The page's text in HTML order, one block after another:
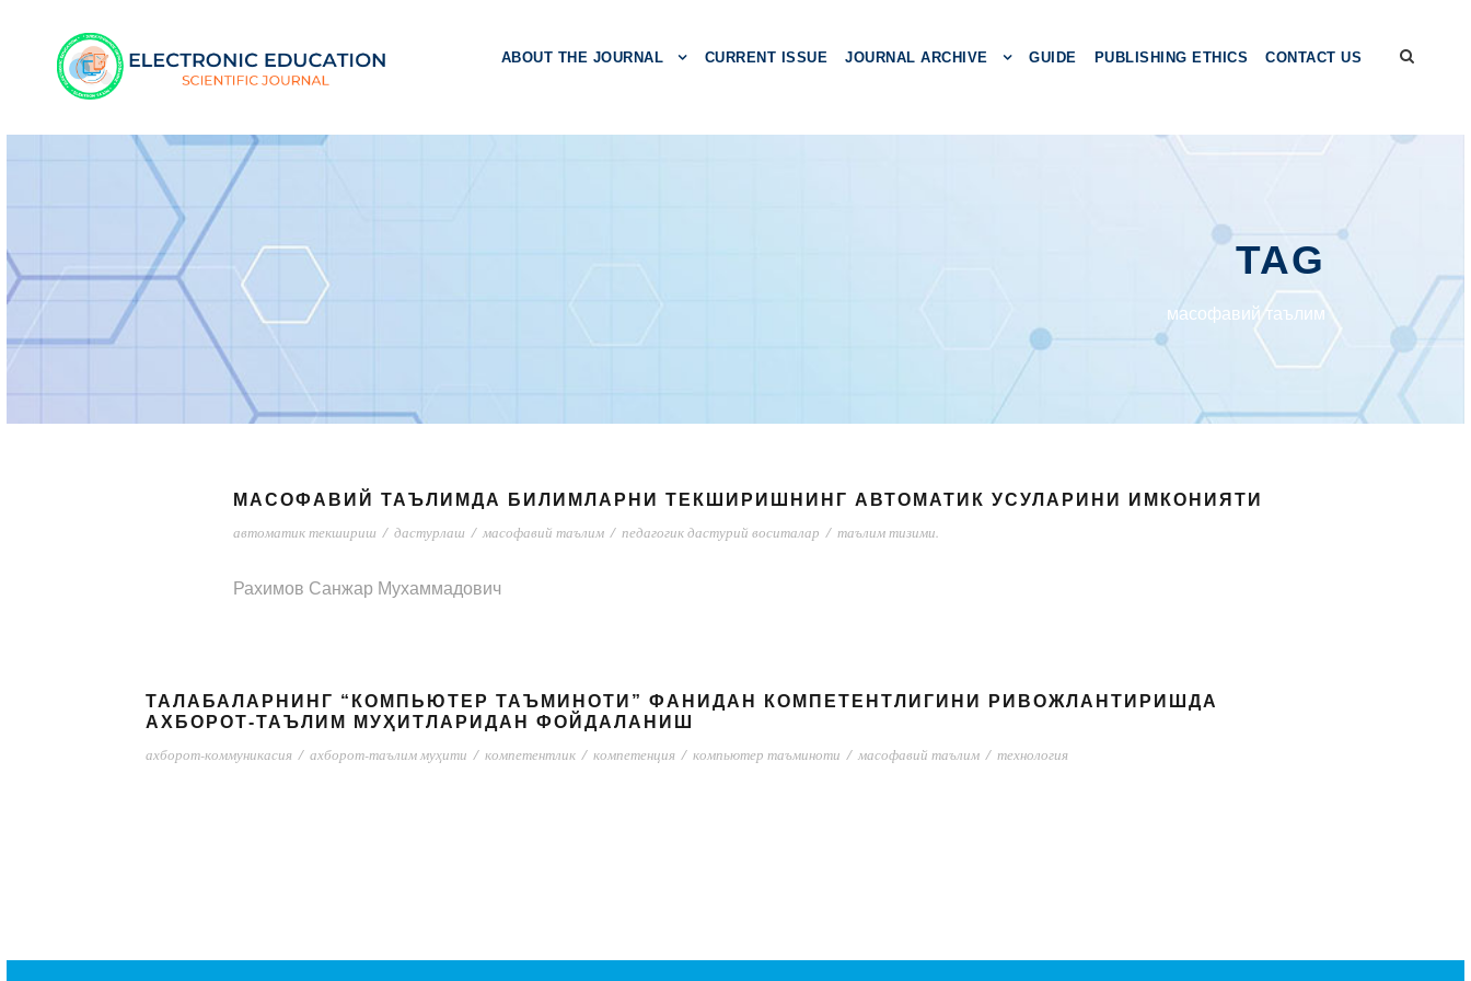
ABOUT THE JOURNAL CURRENT ISSUE JOURNAL ARCHIVE GUIDE PUBLISHING ETHICS CONTACT US
TAG
масофавий таълим
МАСОФАВИЙ ТАЪЛИМДА БИЛИМЛАРНИ ТЕКШИРИШНИНГ АВТОМАТИК УСУЛАРИНИ ИМКОНИЯТИ
автоматик текшириш / дастурлаш / масофавий таълим / педагогик дастурий воситалар / таълим тизими.
Рахимов Санжар Мухаммадович
ТАЛАБАЛАРНИНГ “КОМПЬЮТЕР ТАЪМИНОТИ” ФАНИДАН КОМПЕТЕНТЛИГИНИ РИВОЖЛАНТИРИШДА
АХБОРОТ-ТАЪЛИМ МУҲИТЛАРИДАН ФОЙДАЛАНИШ
ахборот-коммуникасия / ахборот-таълим муҳити / компетентлик / компетенция / компьютер таъминоти / масофавий таълим / технология